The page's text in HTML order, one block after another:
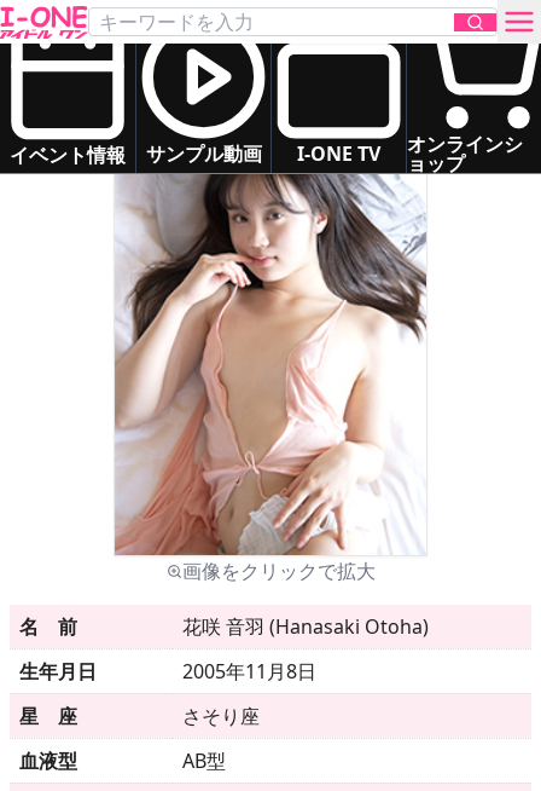
イベント情報 サンプル動画 I-ONE TV オンラインシ
ョップ
お問い合わせ
サンプル動画
イベント情報
アイドル一覧
メニュー
▶発売中
▶新作
花咲 音羽Hanasaki Otoha
清楚系 癒し系
画像をクリックで拡大
名 前
花咲 音羽 (Hanasaki Otoha)
生年月日
2005年11月8日
星 座
さそり座
血液型
AB型